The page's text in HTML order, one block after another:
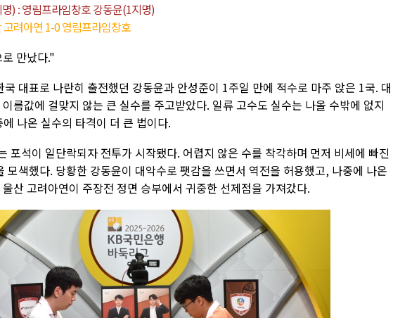
) : 영림프라임창호 강동윤(1지명)
려아연 1-0 영림프라임창호
만났다."
대표로 나란히 출전했던 강동윤과 안성준이 1주일 만에 적수로 마주 앉은 1국. 대
름값에 걸맞지 않는 큰 실수를 주고받았다. 일류 고수도 실수는 나올 수밖에 없지
나온 실수의 타격이 더 큰 법이다.
포석이 일단락되자 전투가 시작됐다. 어렵지 않은 수를 착각하며 먼저 비세에 빠진
모색했다. 당황한 강동윤이 대악수로 팻감을 쓰면서 역전을 허용했고, 나중에 나온
산 고려아연이 주장전 정면 승부에서 귀중한 선제점을 가져갔다.